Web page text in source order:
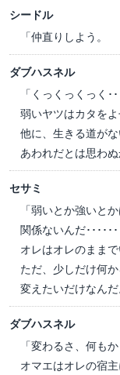
シードル
「仲直りしよう。
ダブハスネル
「くっくっくっく･･
弱いヤツはカタを
他に、生きる道がな
あわれだとは思わぬ
セサミ
「弱いとか強いと
関係ないんだ･･････
オレはオレのままで
ただ、少しだけ何
変えたいだけなんだ
ダブハスネル
「変わるさ、何もか
オマエはオレの宿主